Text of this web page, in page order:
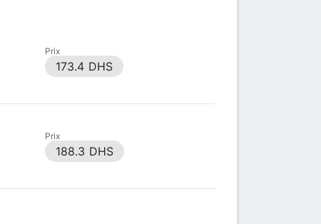
Prix
173.4 DHS
Prix
188.3 DHS